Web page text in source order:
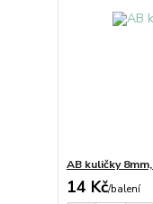
AB kuličky
14 Kč/balení